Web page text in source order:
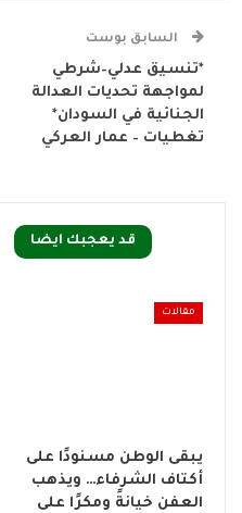
السابق بوست
*تنسيق عدلي–شرطي
لمواجهة تحديات العدالة
الجنائية في السودان*
تغطيات – عمار العركي
قد يعجبك ايضا
مقالات
يبقى الوطن مسنودًا على
أكتاف الشرفاء… ويذهب
العفن خيانةً ومكرًا على